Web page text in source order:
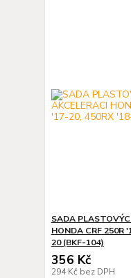
SADA
HONDA CRF 250R
20 (BKF-104)
356 Kč
294 Kč bez DPH